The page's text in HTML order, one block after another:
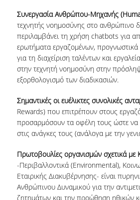
Συνεργασία Ανθρώπου-Μηχανής
τεχνητής νοημοσύνης στο ανθρώπινο
περιλαμβάνει τη χρήση chatbots για
ερωτήματα εργαζομένων, προγνωστικά
για τη διαχείριση ταλέντων και
στην τεχνητή νοημοσύνη στην
εξορθολογισμό των διαδικασιών.
Σημαντικές οι ευέλικτες συνολικές
Rewards) που επιτρέπουν στους
προσαρμόσουν τα οφέλη τους ώστε να
στις ανάγκες τους (ανάλογα με την
Πρωτοβουλίες οργανισμών σχετικά με
-Περιβαλλοντικά (Environmental),
Εταιρικής Διακυβέρνησης- είναι
Ανθρώπινου Δυναμικού για την
ζητημάτων και την προώθηση ηθικών